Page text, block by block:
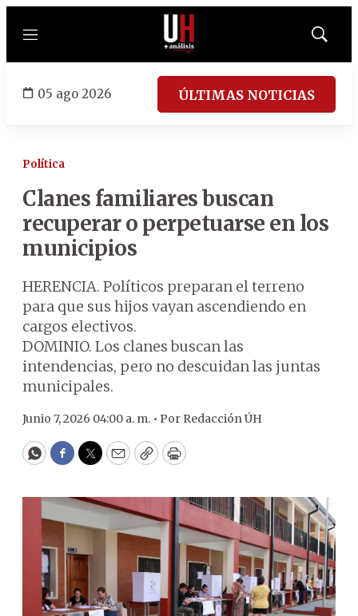
Menú
Mostrar
05 ago 2026 ÚLTIMAS NOTICIAS
Política
Clanes familiares buscan
recuperar o perpetuarse en los
municipios
HERENCIA. Políticos preparan el terreno
para que sus hijos vayan ascendiendo en
cargos electivos.
DOMINIO. Los clanes buscan las
intendencias, pero no descuidan las juntas
municipales.
Junio 7, 2026 04:00 a. m. • Por Redacción ÚH
WhatsApp
Facebook
Twitter
EmailCopyPrint